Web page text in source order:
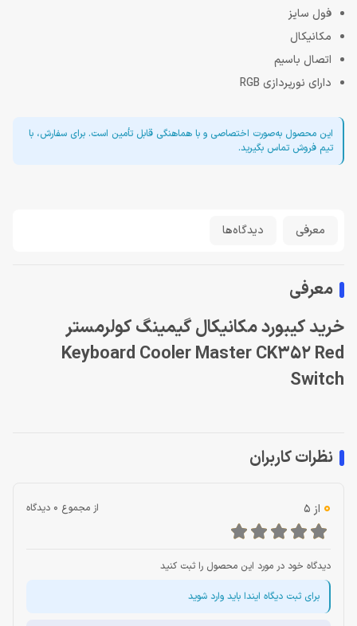
فول سایز
مکانیکال
اتصال باسیم
دارای نورپردازی RGB
این محصول به‌صورت اختصاصی و با هماهنگی قابل تأمین است. برای سفارش، با
تیم فروش تماس بگیرید.
معرفی دیدگاه‌ها
معرفی
خرید کیبورد مکانیکال گیمینگ کولرمستر
Keyboard Cooler Master CK352 Red
Switch
نظرات کاربران
0 از 5 از مجموع 0 دیدگاه
دیدگاه خود در مورد این محصول را ثبت کنید
برای ثبت دیگاه ایندا باید وارد شوید